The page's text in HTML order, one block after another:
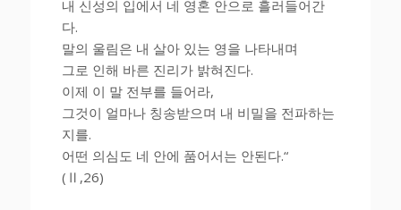
내 신성의 입에서 네 영혼 안으로 흘러들어간
다.
말의 울림은 내 살아 있는 영을 나타내며
그로 인해 바른 진리가 밝혀진다.
이제 이 말 전부를 들어라,
그것이 얼마나 칭송받으며 내 비밀을 전파하는
지를.
어떤 의심도 네 안에 품어서는 안된다.“
(Ⅱ,26)